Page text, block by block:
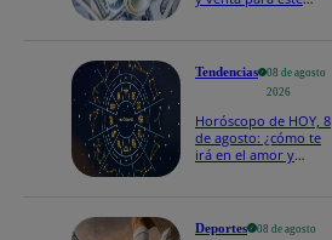
Tendencias
08 de agosto
2026
Horóscopo de HOY, 8
de agosto: ¿cómo te
irá en el amor y
Deportes
08 de agosto